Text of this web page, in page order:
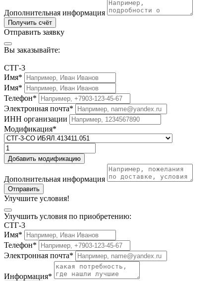
Дополнительная информация
Получить счёт
Отправить заявку
Вы заказывайте:
СТГ-3
Имя*
Имя*
Телефон*
Электронная почта*
ИНН организации
Модификация*
Добавить модификацию
Дополнительная информация
Отправить
Улучшите условия!
Улучшить условия по приобретению:
СТГ-3
Имя*
Телефон*
Электронная почта*
Информация*